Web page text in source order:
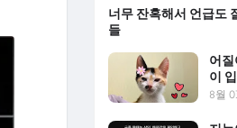
너무 잔혹해서 언급도
들
어
이
8월